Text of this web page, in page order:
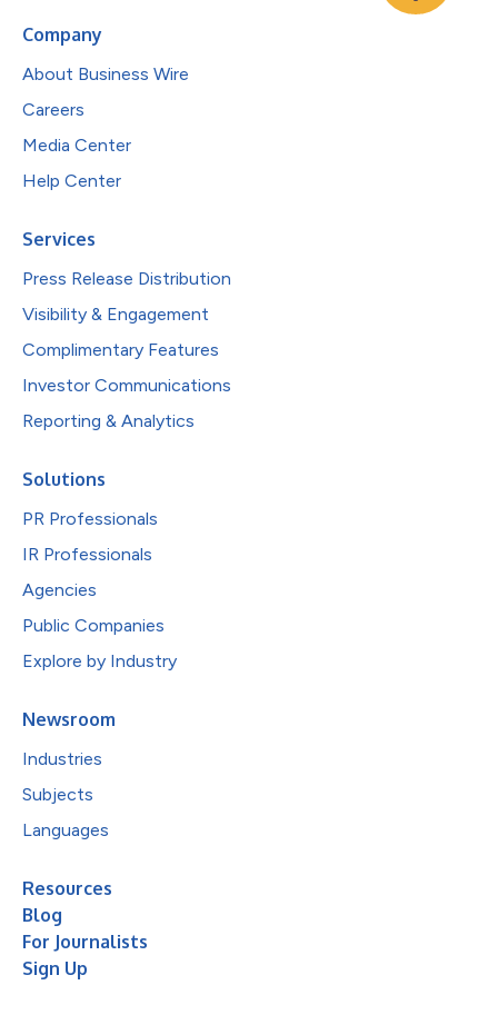
Company
About Business Wire
Careers
Media Center
Help Center
Services
Press Release Distribution
Visibility & Engagement
Complimentary Features
Investor Communications
Reporting & Analytics
Solutions
PR Professionals
IR Professionals
Agencies
Public Companies
Explore by Industry
Newsroom
Industries
Subjects
Languages
Resources
Blog
For Journalists
Sign Up